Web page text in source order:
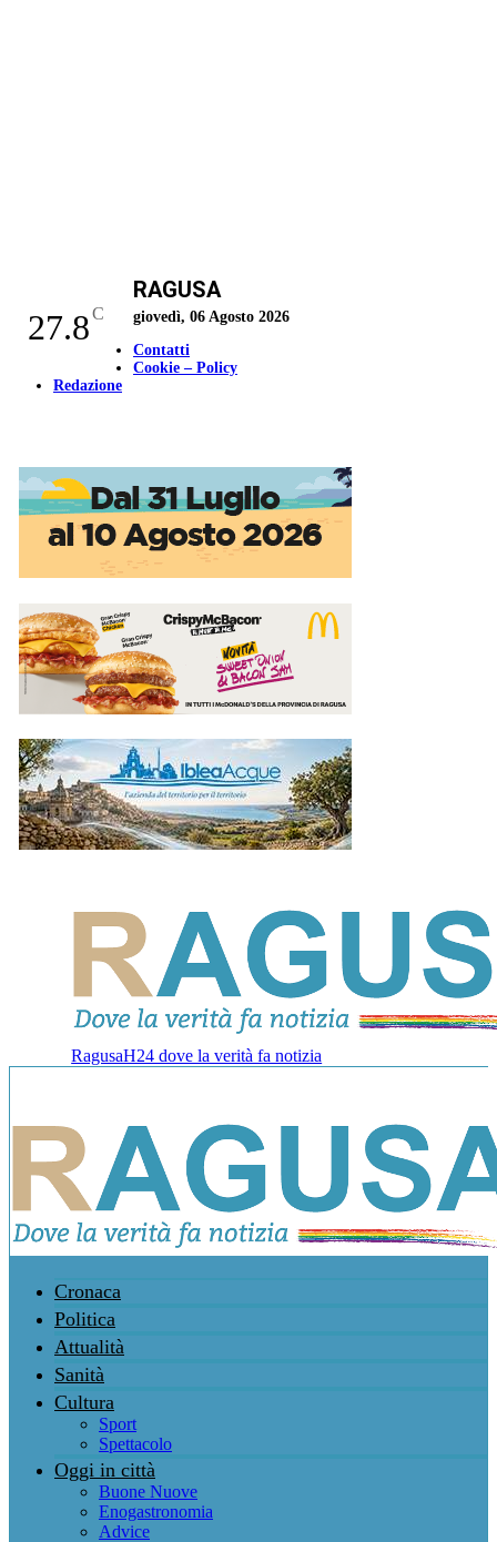
27.8C
RAGUSA
giovedì, 06 Agosto 2026
Contatti
Cookie – Policy
Redazione
RagusaH24 dove la verità fa notizia
Cronaca
Politica
Attualità
Sanità
Cultura
Sport
Spettacolo
Oggi in città
Buone Nuove
Enogastronomia
Advice